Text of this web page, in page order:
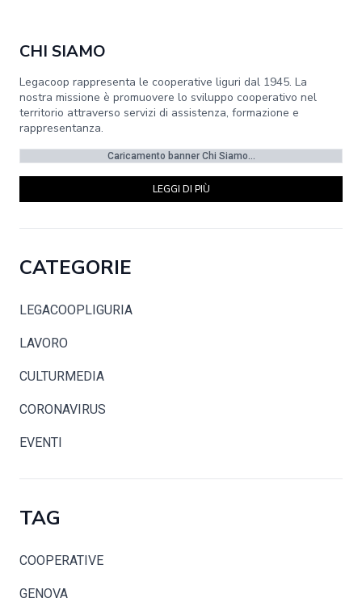
CHI SIAMO
Legacoop rappresenta le cooperative liguri dal 1945. La
nostra missione è promuovere lo sviluppo cooperativo nel
territorio attraverso servizi di assistenza, formazione e
rappresentanza.
Caricamento banner Chi Siamo...
LEGGI DI PIÙ
CATEGORIE
LEGACOOPLIGURIA
LAVORO
CULTURMEDIA
CORONAVIRUS
EVENTI
TAG
COOPERATIVE
GENOVA